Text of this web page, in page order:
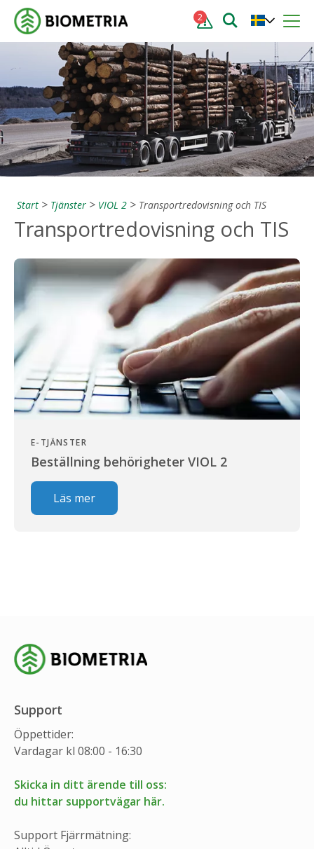
2
Start Tjänster VIOL 2 Transportredovisning och TIS
Transportredovisning och TIS
E-TJÄNSTER
Beställning behörigheter VIOL 2
Läs mer
Support
Öppettider:
Vardagar kl 08:00 - 16:30
Skicka in ditt ärende till oss:
du hittar supportvägar här.
Support Fjärrmätning: